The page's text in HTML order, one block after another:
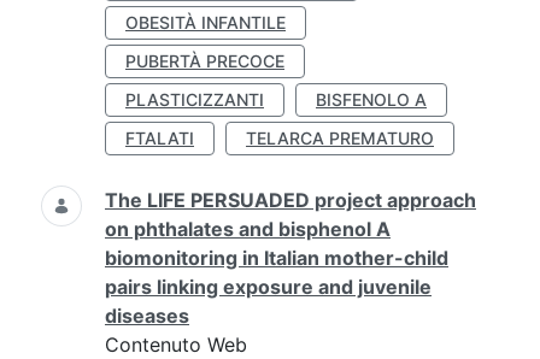
OBESITÀ INFANTILE
PUBERTÀ PRECOCE
PLASTICIZZANTI
BISFENOLO A
FTALATI
TELARCA PREMATURO
The LIFE PERSUADED project approach
on phthalates and bisphenol A
biomonitoring in Italian mother-child
pairs linking exposure and juvenile
diseases
Contenuto Web